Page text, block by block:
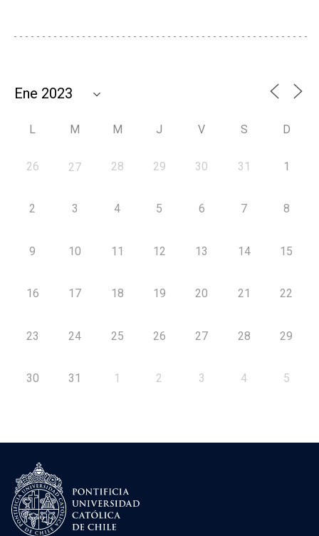
L M M J V S D
26 27 28 29 30 31 1
2 3 4 5 6 7 8
9 10 11 12 13 14 15
16 17 18 19 20 21 22
23 24 25 26 27 28 29
30 31 1 2 3 4 5